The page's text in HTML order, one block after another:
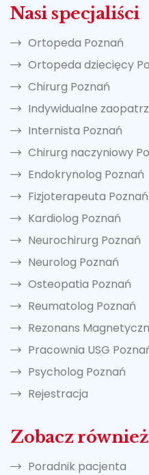
Nasi specjaliści
Ortopeda Poznań
Ortopeda dziecięcy
Chirurg Poznań
Indywidualne
Internista Poznań
Chirurg naczyniowy
Endokrynolog Poznań
Fizjoterapeuta Poznań
Kardiolog Poznań
Neurochirurg Poznań
Neurolog Poznań
Osteopatia Poznań
Reumatolog Poznań
Rezonans
Pracownia USG
Psycholog Poznań
Rejestracja
Zobacz również
Poradnik pacjenta